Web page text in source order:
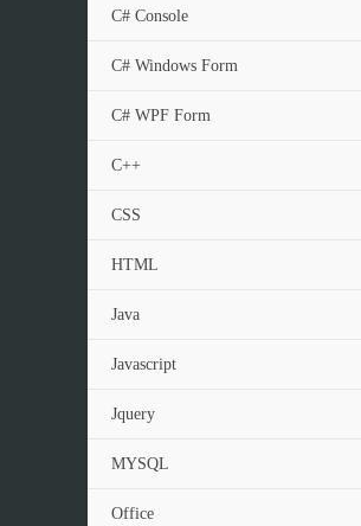
C# Console
C# Windows Form
C# WPF Form
C++
CSS
HTML
Java
Javascript
Jquery
MYSQL
Office